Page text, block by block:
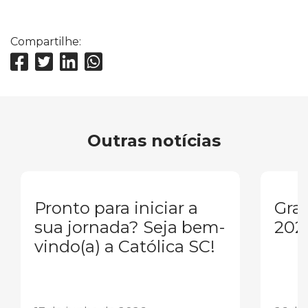
Compartilhe:
Outras notícias
Pronto para iniciar a
sua jornada? Seja bem-
vindo(a) a Católica SC!